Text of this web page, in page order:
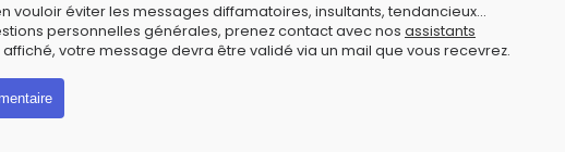
vouloir éviter les messages diffamatoires, insultants, tendancieux...
personnelles générales, prenez contact avec nos assistants
votre message devra être validé via un mail que vous recevrez.